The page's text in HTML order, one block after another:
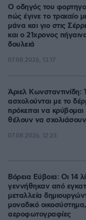
Ο οδηγός του
πώς έγινε το τροχαίο
μάνα και γιο στις
και ο 21χρονος
δουλειά
07.08.2026, 13:17
Άριελ Κωνσταντινίδη:
ασχολούνται με το
πρόκειται να κρύβομαι
θέλουν να
07.08.2026, 12:23
Βόρεια Εύβοια: Οι 14
γεννήθηκαν από
μεταλλεία
μοναδικό οικοσύστημα,
αεροφωτογραφίες